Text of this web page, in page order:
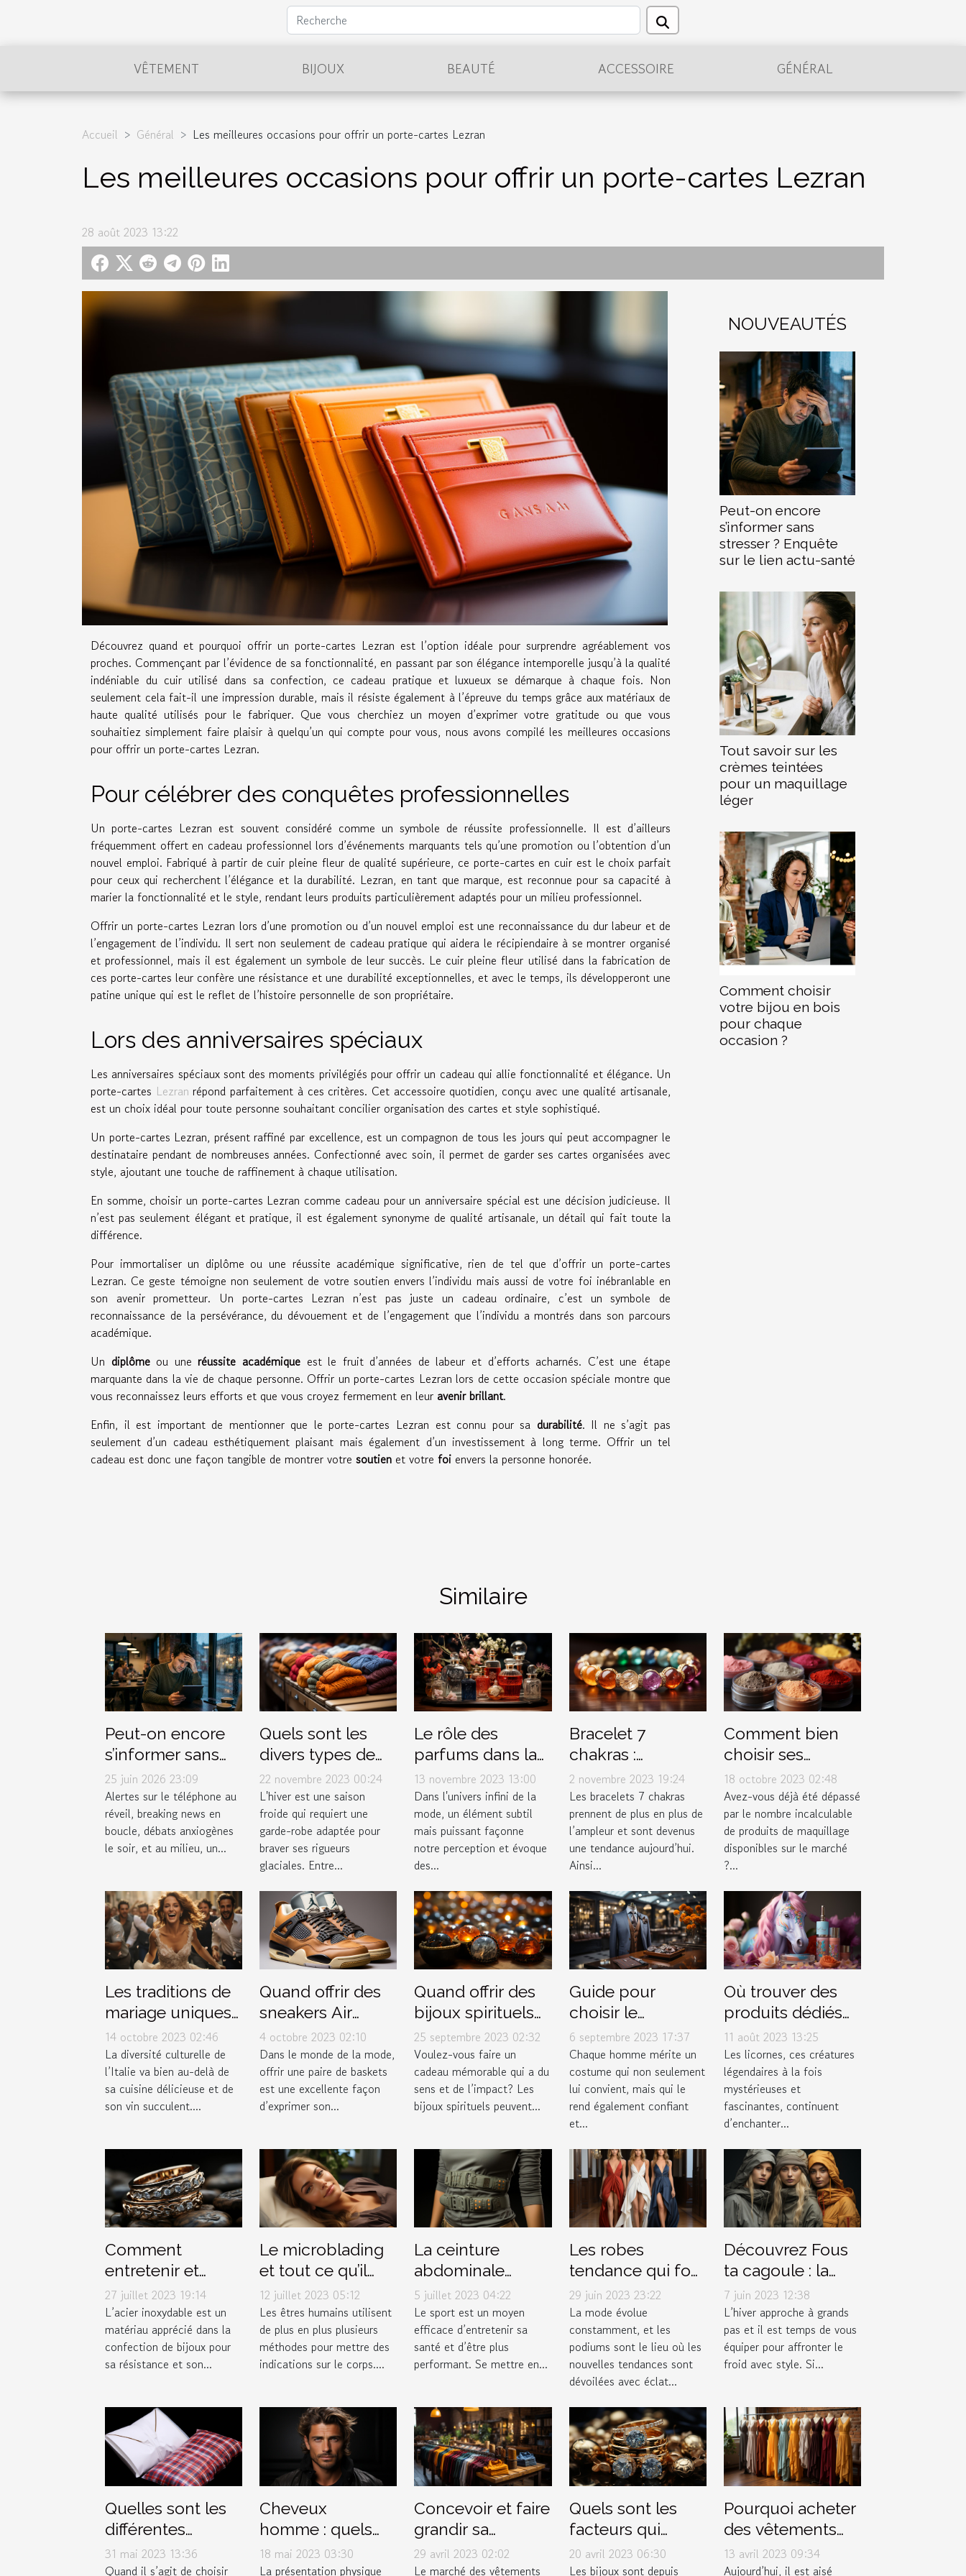
VÊTEMENT BIJOUX BEAUTÉ ACCESSOIRE GÉNÉRAL
Accueil Général Les meilleures occasions pour offrir un porte-cartes Lezran
Les meilleures occasions pour offrir un porte-cartes Lezran
28 août 2023 13:22
Découvrez quand et pourquoi offrir un porte-cartes Lezran est l’option idéale pour surprendre agréablement vos
proches. Commençant par l’évidence de sa fonctionnalité, en passant par son élégance intemporelle jusqu’à la qualité
indéniable du cuir utilisé dans sa confection, ce cadeau pratique et luxueux se démarque à chaque fois. Non
seulement cela fait-il une impression durable, mais il résiste également à l’épreuve du temps grâce aux matériaux de
haute qualité utilisés pour le fabriquer. Que vous cherchiez un moyen d’exprimer votre gratitude ou que vous
souhaitiez simplement faire plaisir à quelqu’un qui compte pour vous, nous avons compilé les meilleures occasions
pour offrir un porte-cartes Lezran.
Pour célébrer des conquêtes professionnelles
Un porte-cartes Lezran est souvent considéré comme un symbole de réussite professionnelle. Il est d’ailleurs
fréquemment offert en cadeau professionnel lors d’événements marquants tels qu’une promotion ou l’obtention d’un
nouvel emploi. Fabriqué à partir de cuir pleine fleur de qualité supérieure, ce porte-cartes en cuir est le choix parfait
pour ceux qui recherchent l’élégance et la durabilité. Lezran, en tant que marque, est reconnue pour sa capacité à
marier la fonctionnalité et le style, rendant leurs produits particulièrement adaptés pour un milieu professionnel.
Offrir un porte-cartes Lezran lors d’une promotion ou d’un nouvel emploi est une reconnaissance du dur labeur et de
l’engagement de l’individu. Il sert non seulement de cadeau pratique qui aidera le récipiendaire à se montrer organisé
et professionnel, mais il est également un symbole de leur succès. Le cuir pleine fleur utilisé dans la fabrication de
ces porte-cartes leur confère une résistance et une durabilité exceptionnelles, et avec le temps, ils développeront une
patine unique qui est le reflet de l’histoire personnelle de son propriétaire.
Lors des anniversaires spéciaux
Les anniversaires spéciaux sont des moments privilégiés pour offrir un cadeau qui allie fonctionnalité et élégance. Un
porte-cartes Lezran répond parfaitement à ces critères. Cet accessoire quotidien, conçu avec une qualité artisanale,
est un choix idéal pour toute personne souhaitant concilier organisation des cartes et style sophistiqué.
Un porte-cartes Lezran, présent raffiné par excellence, est un compagnon de tous les jours qui peut accompagner le
destinataire pendant de nombreuses années. Confectionné avec soin, il permet de garder ses cartes organisées avec
style, ajoutant une touche de raffinement à chaque utilisation.
En somme, choisir un porte-cartes Lezran comme cadeau pour un anniversaire spécial est une décision judicieuse. Il
n’est pas seulement élégant et pratique, il est également synonyme de qualité artisanale, un détail qui fait toute la
différence.
Pour immortaliser un diplôme ou une réussite académique significative, rien de tel que d’offrir un porte-cartes
Lezran. Ce geste témoigne non seulement de votre soutien envers l’individu mais aussi de votre foi inébranlable en
son avenir prometteur. Un porte-cartes Lezran n’est pas juste un cadeau ordinaire, c’est un symbole de
reconnaissance de la persévérance, du dévouement et de l’engagement que l’individu a montrés dans son parcours
académique.
Un diplômeou une réussite académiqueest le fruit d’années de labeur et d’efforts acharnés. C’est une étape
marquante dans la vie de chaque personne. Offrir un porte-cartes Lezran lors de cette occasion spéciale montre que
vous reconnaissez leurs efforts et que vous croyez fermement en leur avenir brillant.
Enfin, il est important de mentionner que le porte-cartes Lezran est connu pour sa durabilité. Il ne s’agit pas
seulement d’un cadeau esthétiquement plaisant mais également d’un investissement à long terme. Offrir un tel
cadeau est donc une façon tangible de montrer votre soutien et votre foi envers la personne honorée.
NOUVEAUTÉS
Peut-on encore
s’informer sans
stresser ? Enquête
sur le lien actu-santé
Tout savoir sur les
crèmes teintées
pour un maquillage
léger
Comment choisir
votre bijou en bois
pour chaque
occasion ?
Similaire
Peut-on encore
s’informer sans
stresser ?
Enquête sur le
lien actu-santé
25 juin 2026 23:09
Alertes sur le téléphone au
réveil, breaking news en
boucle, débats anxiogènes
le soir, et au milieu, un...
Quels sont les
divers types de
vêtements pour
affronter
efficacement
l'hiver ?
22 novembre 2023 00:24
L'hiver est une saison
froide qui requiert une
garde-robe adaptée pour
braver ses rigueurs
glaciales. Entre...
Le rôle des
parfums dans la
mode et le style
personnel
13 novembre 2023 13:00
Dans l'univers infini de la
mode, un élément subtil
mais puissant façonne
notre perception et évoque
des...
Bracelet 7
chakras :
Comment bien
l’entretenir ?
2 novembre 2023 19:24
Les bracelets 7 chakras
prennent de plus en plus de
l’ampleur et sont devenus
une tendance aujourd’hui.
Ainsi...
Comment bien
choisir ses
produits de
maquillage selon
son type de peau
?
18 octobre 2023 02:48
Avez-vous déjà été dépassé
par le nombre incalculable
de produits de maquillage
disponibles sur le marché
?...
Les traditions de
mariage uniques
en Italie
14 octobre 2023 02:46
La diversité culturelle de
l’Italie va bien au-delà de
sa cuisine délicieuse et de
son vin succulent....
Quand offrir des
sneakers Air
Jordan 4 Retro
Thunder 2023
comme cadeau
4 octobre 2023 02:10
Dans le monde de la mode,
offrir une paire de baskets
est une excellente façon
d’exprimer son...
Quand offrir des
bijoux spirituels
pour maximiser
leur impact
25 septembre 2023 02:32
Voulez-vous faire un
cadeau mémorable qui a du
sens et de l’impact? Les
bijoux spirituels peuvent...
Guide pour
choisir le
costume parfait
dans un magasin
de luxe
6 septembre 2023 17:37
Chaque homme mérite un
costume qui non seulement
lui convient, mais qui le
rend également confiant
et...
Où trouver des
produits dédiés
aux licornes ?
11 août 2023 13:25
Les licornes, ces créatures
légendaires à la fois
mystérieuses et
fascinantes, continuent
d’enchanter...
Comment
entretenir et
conserver vos
bijoux en acier
inoxydable
27 juillet 2023 19:14
L’acier inoxydable est un
matériau apprécié dans la
confection de bijoux pour
sa résistance et son...
Le microblading
et tout ce qu’il
faut savoir à ce
propos
12 juillet 2023 05:12
Les êtres humains utilisent
de plus en plus plusieurs
méthodes pour mettre des
indications sur le corps....
La ceinture
abdominale
pulsée : pourquoi
l'avoir dans votre
garde-robe ?
5 juillet 2023 04:22
Le sport est un moyen
efficace d’entretenir sa
santé et d’être plus
performant. Se mettre en...
Les robes
tendance qui font
fureur sur les
podiums de la
mode
29 juin 2023 23:22
La mode évolue
constamment, et les
podiums sont le lieu où les
nouvelles tendances sont
dévoilées avec éclat...
Découvrez Fous
ta cagoule : la
boutique
incontournable
pour vos
accessoires
d'hiver
7 juin 2023 12:38
L’hiver approche à grands
pas et il est temps de vous
équiper pour affronter le
froid avec style. Si...
Quelles sont les
différentes
options de
serviettes
31 mai 2023 13:36
Quand il s’agit de choisir
Cheveux
homme : quels
sont les différents
types de dégradé
18 mai 2023 03:30
La présentation physique
Concevoir et faire
grandir sa
marque de
vêtement
29 avril 2023 02:02
Le marché des vêtements
Quels sont les
facteurs qui
déterminent la
valeur d'un bijou
20 avril 2023 06:30
Les bijoux sont depuis
Pourquoi acheter
des vêtements
dans une
boutique de
13 avril 2023 09:34
Aujourd’hui, il est aisé